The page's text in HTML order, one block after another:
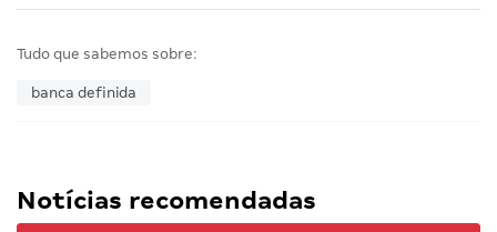
Tudo que sabemos sobre:
banca definida
Notícias recomendadas